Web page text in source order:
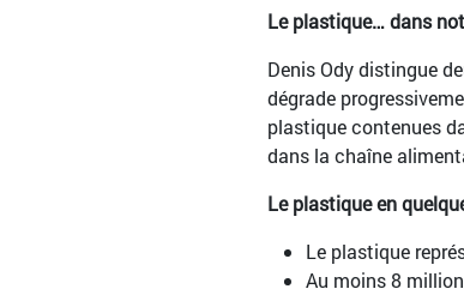
Le plastique… dans
Denis Ody distingue
dégrade
plastique contenues
dans la chaîne
Le plastique en
Le plastique
Au moins 8